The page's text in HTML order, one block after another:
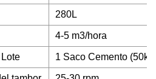
280L
4-5 m3/hora
1 Saco Cemento